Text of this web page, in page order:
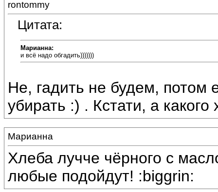
rontommy
Цитата:
Марианна:
и всё надо обгадить)))))))
Не, гадить не будем, потом
убирать :) . Кстати, а
Марианна
Хлеба лучче чёрного с
любые подойдут! :biggrin: